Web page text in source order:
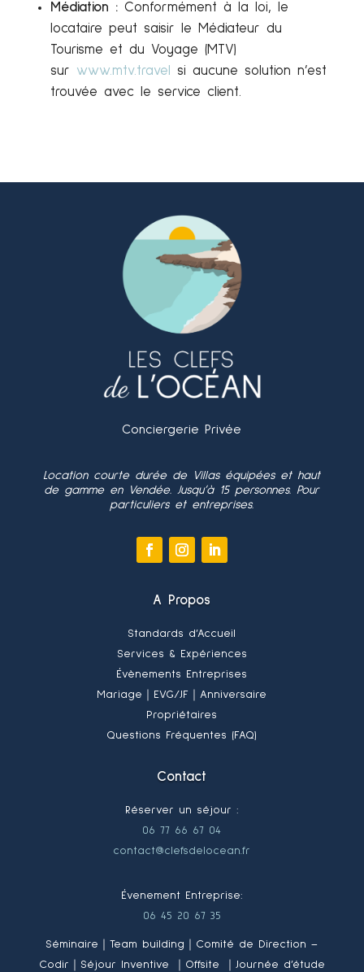
Médiation :Conformément à la loi, le
locataire peut saisir le Médiateur du
Tourisme et du Voyage (MTV)
sur www.mtv.travel
si aucune solution n’est
trouvée avec le service client.
Conciergerie Privée
Location courte durée de Villas équipées et haut
de gamme en Vendée. Jusqu’à 15 personnes. Pour
particuliers et entreprises.
A Propos
Standards d’Accueil
Services & Expériences
Évènements Entreprises
Mariage
｜EVG/JF ｜Anniversaire
Propriétaires
Questions Fréquentes (FAQ)
Contact
Réserver un séjour :
06 77 66 67 04
contact@clefsdelocean.fr
Évenement Entreprise:
06 45 20 67 35
Séminaire｜Team building｜Comité de Direction –
Codir｜Séjour Inventive ｜Offsite ｜Journée d’étude